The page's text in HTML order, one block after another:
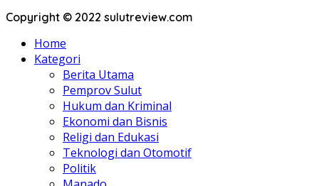
Copyright © 2022 sulutreview.com
Home
Kategori
Berita Utama
Pemprov Sulut
Hukum dan Kriminal
Ekonomi dan Bisnis
Religi dan Edukasi
Teknologi dan Otomotif
Politik